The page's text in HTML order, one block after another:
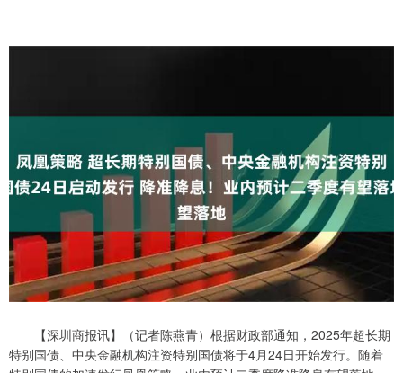
【深圳商报讯】（记者陈燕青）根据财政部通知，2025年超长期
特别国债、中央金融机构注资特别国债将于4月24日开始发行。随着